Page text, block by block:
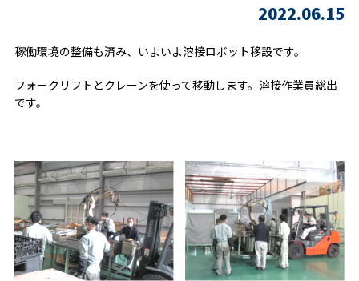
2022.06.15
稼働環境の整備も済み、いよいよ溶接ロボット移設です。
フォークリフトとクレーンを使って移動します。溶接作業員総出
です。